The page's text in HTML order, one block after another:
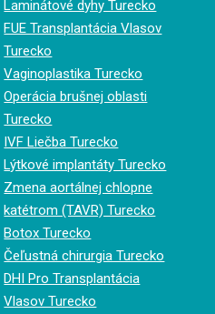
Laminátové dyhy Turecko
FUE Transplantácia Vlasov
Turecko
Vaginoplastika Turecko
Operácia brušnej oblasti
Turecko
IVF Liečba Turecko
Lýtkové implantáty Turecko
Zmena aortálnej chlopne
katétrom (TAVR) Turecko
Botox Turecko
Čeľustná chirurgia Turecko
DHI Pro Transplantácia
Vlasov Turecko